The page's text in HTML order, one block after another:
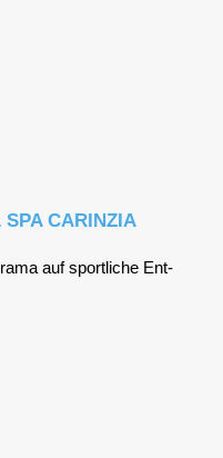
SPA CARINZIA
auf sport­li­che Ent­